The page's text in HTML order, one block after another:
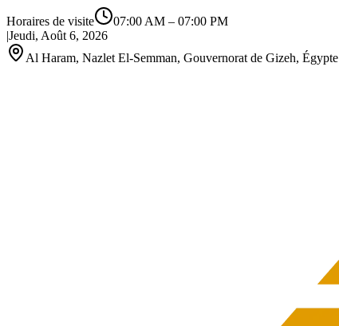
Horaires de visite 07:00 AM – 07:00 PM
|Jeudi, Août 6, 2026
Al Haram, Nazlet El-Semman, Gouvernorat de Gizeh, Égypte